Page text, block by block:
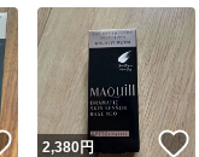
いいね！
2,380円